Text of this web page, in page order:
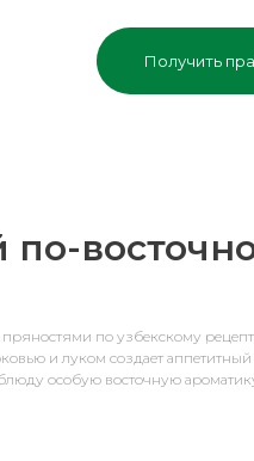
Получить
по-
по узбекскому
и луком создает аппетитный
особую восточную